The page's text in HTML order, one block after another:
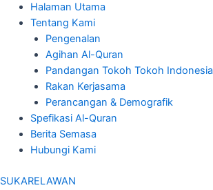
Halaman Utama
Tentang Kami
Pengenalan
Agihan Al-Quran
Pandangan Tokoh Tokoh Indonesia
Rakan Kerjasama
Perancangan & Demografik
Spefikasi Al-Quran
Berita Semasa
Hubungi Kami
SUKARELAWAN